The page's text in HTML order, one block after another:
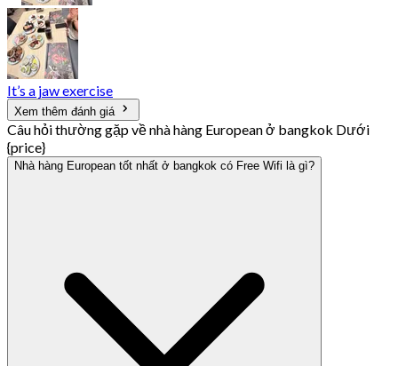
It’s a jaw exercise
Xem thêm đánh giá
Câu hỏi thường gặp về nhà hàng European ở bangkok Dưới
{price}
Nhà hàng European tốt nhất ở bangkok có Free Wifi là gì?